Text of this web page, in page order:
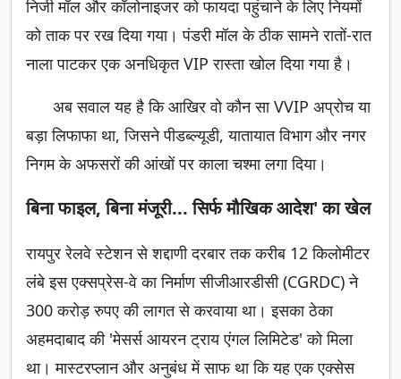
निजी मॉल और कॉलोनाइजर को फायदा पहुंचाने के लिए नियमों
को ताक पर रख दिया गया। पंडरी मॉल के ठीक सामने रातों-रात
नाला पाटकर एक अनधिकृत VIP रास्ता खोल दिया गया है।
अब सवाल यह है कि आखिर वो कौन सा VVIP अप्रोच या
बड़ा लिफाफा था, जिसने पीडब्ल्यूडी, यातायात विभाग और नगर
निगम के अफसरों की आंखों पर काला चश्मा लगा दिया।
बिना फाइल, बिना मंजूरी... सिर्फ मौखिक आदेश' का खेल
रायपुर रेलवे स्टेशन से शद्दाणी दरबार तक करीब 12 किलोमीटर
लंबे इस एक्सप्रेस-वे का निर्माण सीजीआरडीसी (CGRDC) ने
300 करोड़ रुपए की लागत से करवाया था। इसका ठेका
अहमदाबाद की 'मेसर्स आयरन ट्राय एंगल लिमिटेड' को मिला
था। मास्टरप्लान और अनुबंध में साफ था कि यह एक एक्सेस